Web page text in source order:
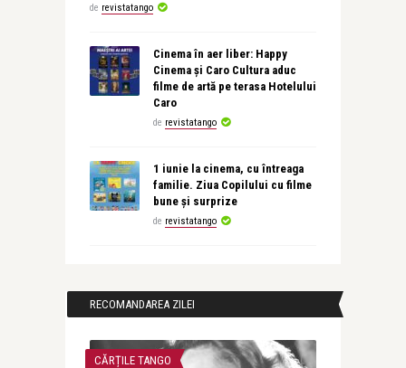
de revistatango
Cinema în aer liber: Happy
Cinema și Caro Cultura aduc
filme de artă pe terasa Hotelului
Caro
de revistatango
1 iunie la cinema, cu întreaga
familie. Ziua Copilului cu filme
bune și surprize
de revistatango
RECOMANDAREA ZILEI
CĂRȚILE TANGO